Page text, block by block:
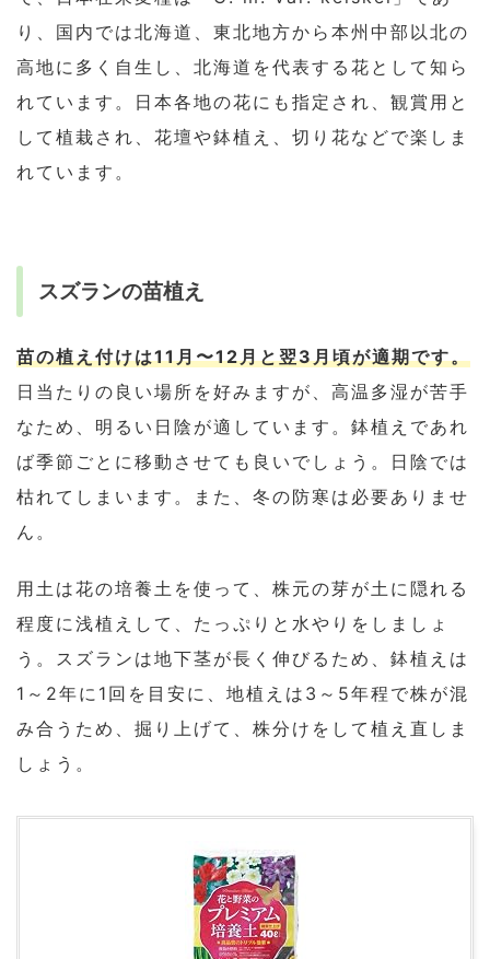
り、国内では北海道、東北地方から本州中部以北の
高地に多く自生し、北海道を代表する花として知ら
れています。日本各地の花にも指定され、観賞用と
して植栽され、花壇や鉢植え、切り花などで楽しま
れています。
スズランの苗植え
苗の植え付けは11月〜12月と翌3月頃が適期です。
日当たりの良い場所を好みますが、高温多湿が苦手
なため、明るい日陰が適しています。鉢植えであれ
ば季節ごとに移動させても良いでしょう。日陰では
枯れてしまいます。また、冬の防寒は必要ありませ
ん。
用土は花の培養土を使って、株元の芽が土に隠れる
程度に浅植えして、たっぷりと水やりをしましょ
う。スズランは地下茎が長く伸びるため、鉢植えは
1～2年に1回を目安に、地植えは3～5年程で株が混
み合うため、掘り上げて、株分けをして植え直しま
しょう。